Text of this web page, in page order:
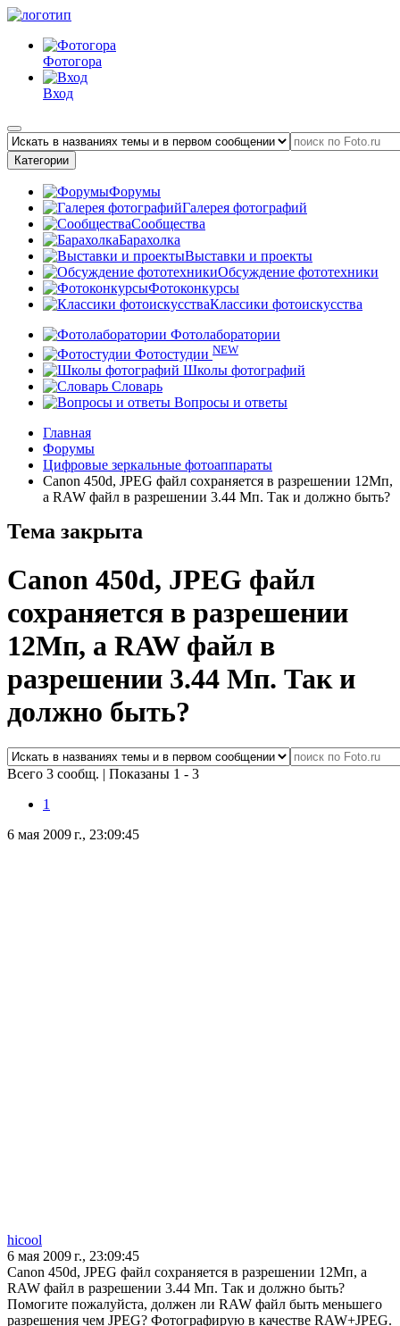
Фотогора
Вход
Категории
Форумы
Галерея фотографий
Сообщества
Барахолка
Выставки и проекты
Обсуждение фототехники
Фотоконкурсы
Классики фотоискусства
Фотолаборатории
Фотостудии NEW
Школы фотографий
Словарь
Вопросы и ответы
Главная
Форумы
Цифровые зеркальные фотоаппараты
Canon 450d, JPEG файл сохраняется в разрешении 12Мп,
а RAW файл в разрешении 3.44 Мп. Так и должно быть?
Тема закрыта
Canon 450d, JPEG файл
сохраняется в разрешении
12Мп, а RAW файл в
разрешении 3.44 Мп. Так и
должно быть?
Всего 3 сообщ. | Показаны 1 - 3
1
6 мая 2009 г., 23:09:45
hicool
6 мая 2009 г., 23:09:45
Canon 450d, JPEG файл сохраняется в разрешении 12Мп, а
RAW файл в разрешении 3.44 Мп. Так и должно быть?
Помогите пожалуйста, должен ли RAW файл быть меньшего
разрешения чем JPEG? Фотографирую в качестве RAW+JPEG.